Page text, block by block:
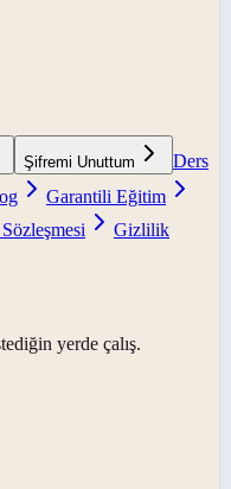
Şifremi Unuttum
Ders
Garantili Eğitim
Gizlilik
yerde çalış.